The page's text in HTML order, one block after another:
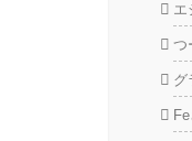
エ
つ
グ